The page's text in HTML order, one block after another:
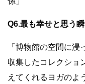
Q6.最も幸せと思う
「博物館の空間に
収集したコレクショ
えてくれるヨガのよ